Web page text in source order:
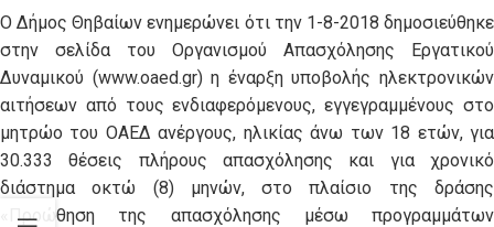
Ο Δήμος Θηβαίων ενημερώνει ότι την 1-8-2018 δημοσιεύθηκε
στην σελίδα του Οργανισμού Απασχόλησης Εργατικού
Δυναμικού (www.oaed.gr) η έναρξη υποβολής ηλεκτρονικών
αιτήσεων από τους ενδιαφερόμενους, εγγεγραμμένους στο
μητρώο του ΟΑΕΔ ανέργους, ηλικίας άνω των 18 ετών, για
30.333 θέσεις πλήρους απασχόλησης και για χρονικό
διάστημα οκτώ (8) μηνών, στο πλαίσιο της δράσης
«Προώθηση της απασχόλησης μέσω προγραμμάτων